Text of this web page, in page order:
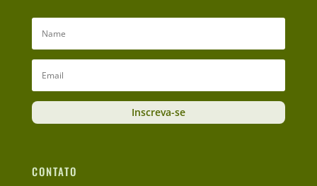
Inscreva-se
CONTATO